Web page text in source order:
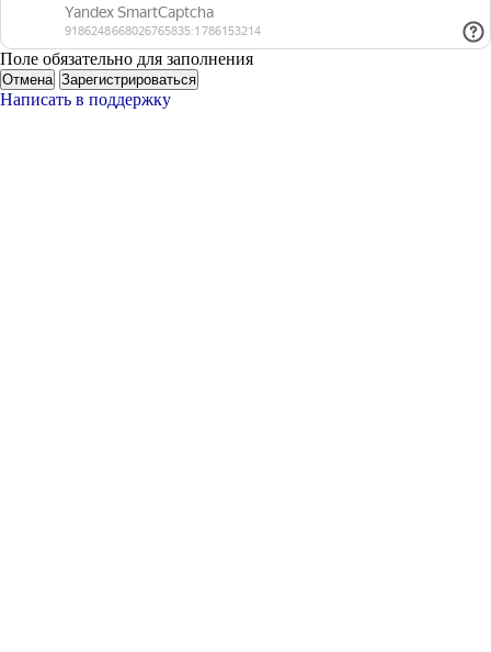
Поле обязательно для заполнения
Отмена Зарегистрироваться
Написать в поддержку